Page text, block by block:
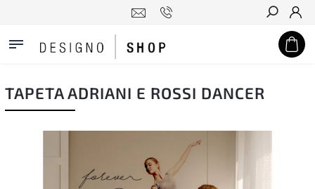
Hledat
TAPETA ADRIANI E ROSSI DANCER